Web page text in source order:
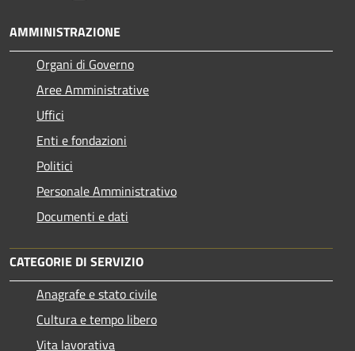
AMMINISTRAZIONE
Organi di Governo
Aree Amministrative
Uffici
Enti e fondazioni
Politici
Personale Amministrativo
Documenti e dati
CATEGORIE DI SERVIZIO
Anagrafe e stato civile
Cultura e tempo libero
Vita lavorativa